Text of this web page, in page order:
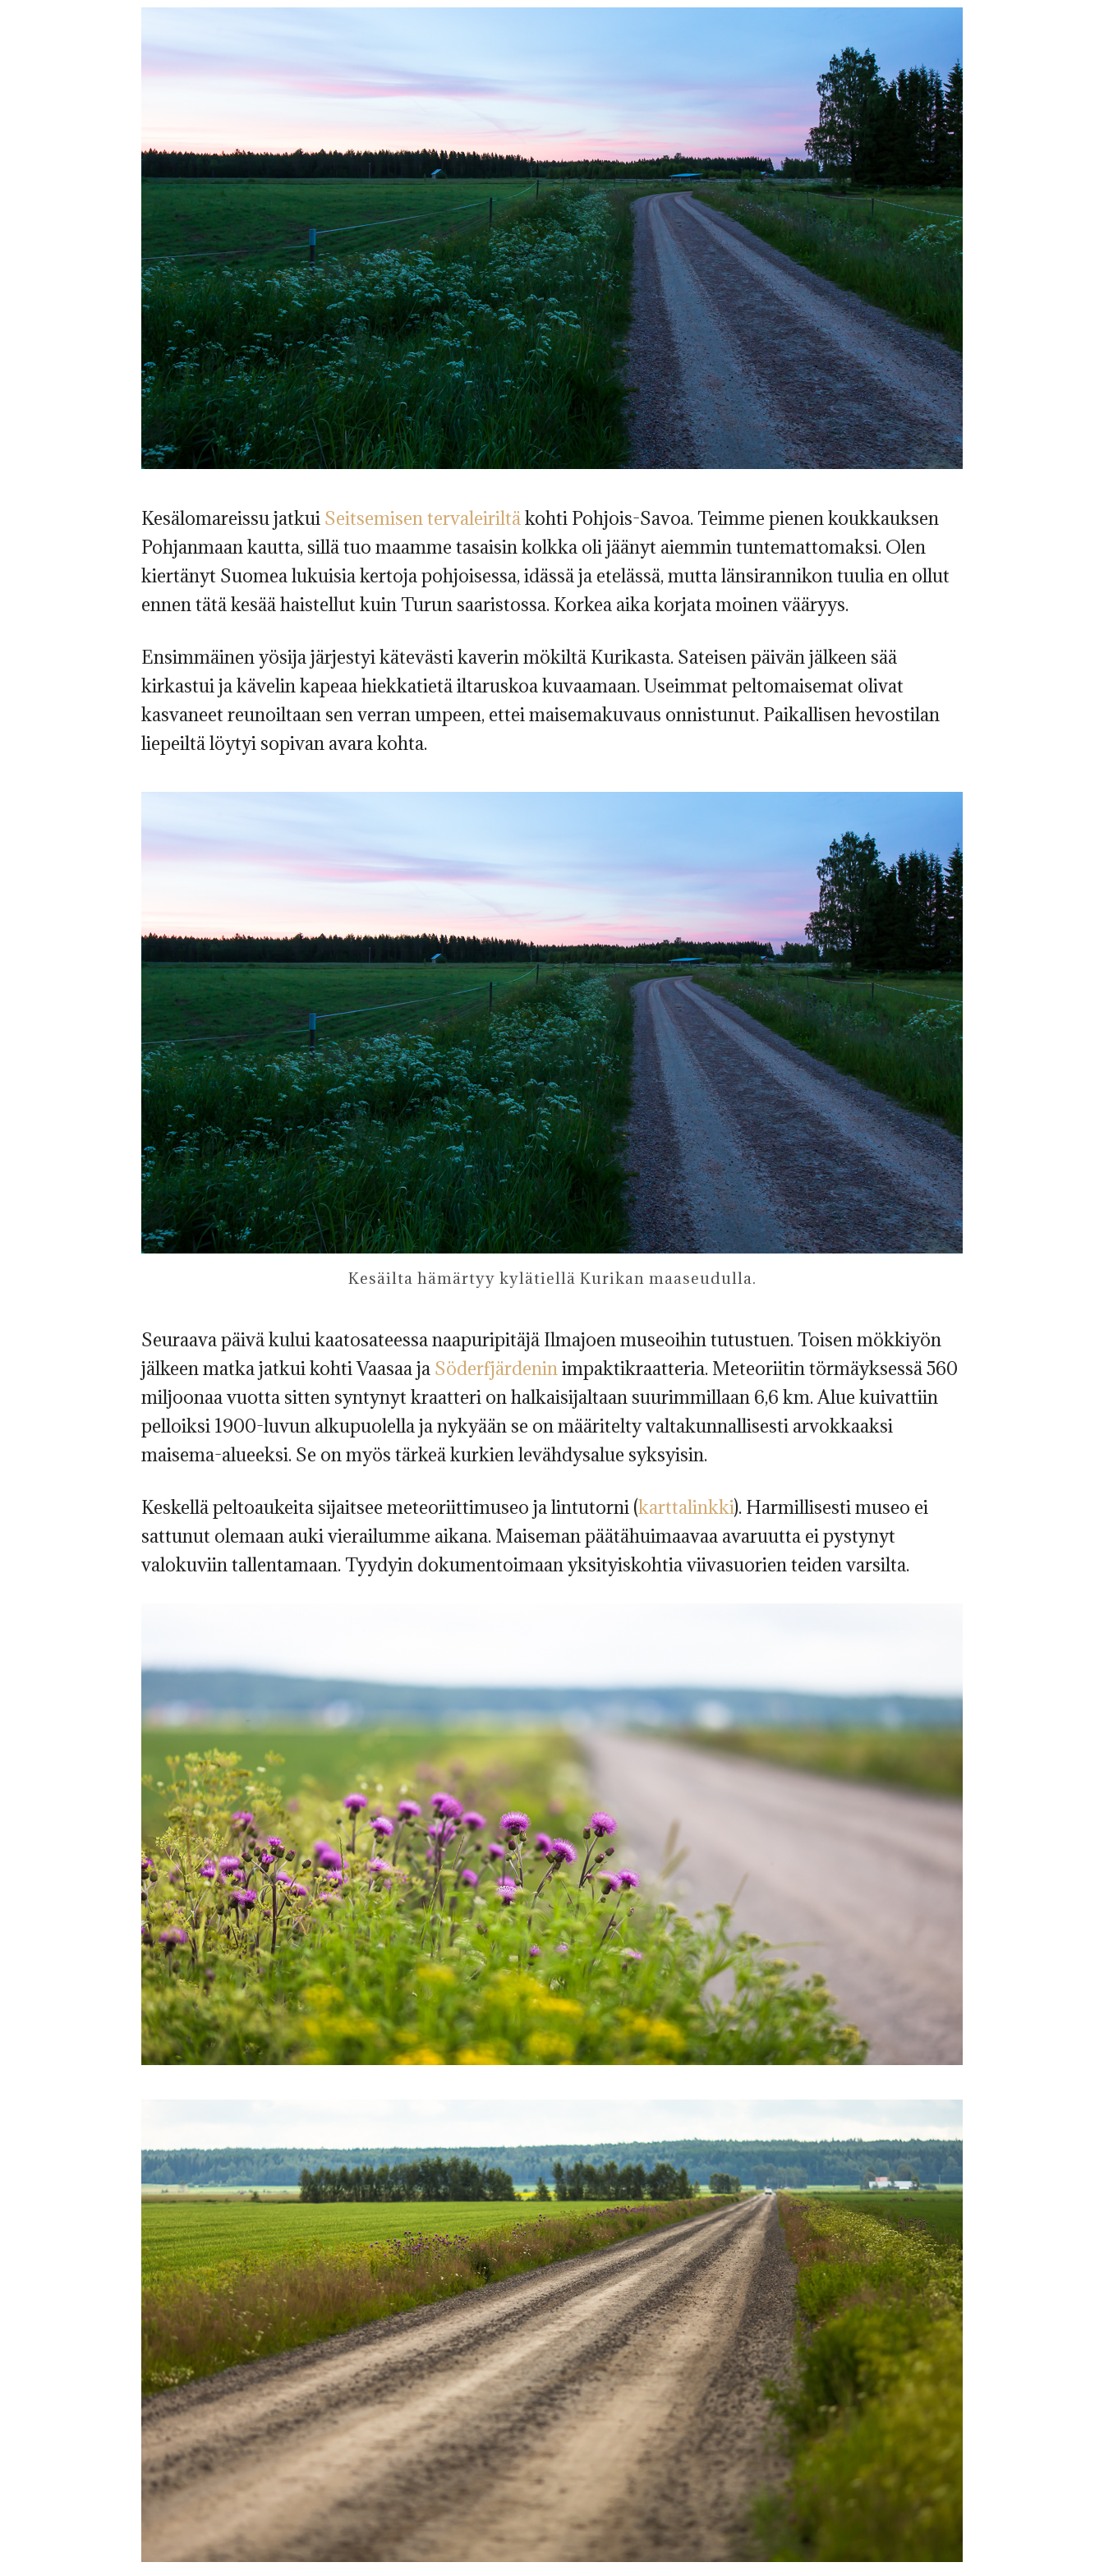
Kesälomareissu jatkui Seitsemisen tervaleiriltäkohti Pohjois-Savoa. Teimme pienen koukkauksen
Pohjanmaan kautta, sillä tuo maamme tasaisin kolkka oli jäänyt aiemmin tuntemattomaksi. Olen
kiertänyt Suomea lukuisia kertoja pohjoisessa, idässä ja etelässä, mutta länsirannikon tuulia en ollut
ennen tätä kesää haistellut kuin Turun saaristossa. Korkea aika korjata moinen vääryys.
Ensimmäinen yösija järjestyi kätevästi kaverin mökiltä Kurikasta. Sateisen päivän jälkeen sää
kirkastui ja kävelin kapeaa hiekkatietä iltaruskoa kuvaamaan. Useimmat peltomaisemat olivat
kasvaneet reunoiltaan sen verran umpeen, ettei maisemakuvaus onnistunut. Paikallisen hevostilan
liepeiltä löytyi sopivan avara kohta.
Kesäilta hämärtyy kylätiellä Kurikan maaseudulla.
Seuraava päivä kului kaatosateessa naapuripitäjä Ilmajoen museoihin tutustuen. Toisen mökkiyön
jälkeen matka jatkui kohti Vaasaa ja Söderfjärdenin impaktikraatteria. Meteoriitin törmäyksessä 560
miljoonaa vuotta sitten syntynyt kraatteri on halkaisijaltaan suurimmillaan 6,6 km. Alue kuivattiin
pelloiksi 1900-luvun alkupuolella ja nykyään se on määritelty valtakunnallisesti arvokkaaksi
maisema-alueeksi. Se on myös tärkeä kurkien levähdysalue syksyisin.
Keskellä peltoaukeita sijaitsee meteoriittimuseo ja lintutorni (karttalinkki). Harmillisesti museo ei
sattunut olemaan auki vierailumme aikana. Maiseman päätähuimaavaa avaruutta ei pystynyt
valokuviin tallentamaan. Tyydyin dokumentoimaan yksityiskohtia viivasuorien teiden varsilta.